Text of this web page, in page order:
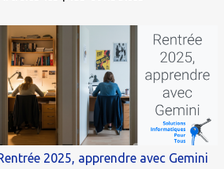
2025, apprendre avec Gemini